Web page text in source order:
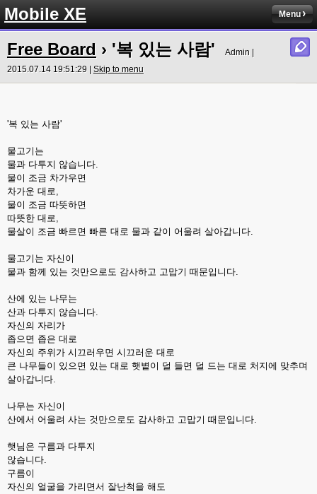
Mobile XE Menu
Free Board › '복 있는 사람'
Admin |
2015.07.14 19:51:29 | Skip to menu
'복 있는 사람'
물고기는
물과 다투지 않습니다.
물이 조금 차가우면
차가운 대로,
물이 조금 따뜻하면
따뜻한 대로,
물살이 조금 빠르면 빠른 대로 물과 같이 어울려 살아갑니다.
물고기는 자신이
물과 함께 있는 것만으로도 감사하고 고맙기 때문입니다.
산에 있는 나무는
산과 다투지 않습니다.
자신의 자리가
좁으면 좁은 대로
자신의 주위가 시끄러우면 시끄러운 대로
큰 나무들이 있으면 있는 대로 햇볕이 덜 들면 덜 드는 대로 처지에 맞추며
살아갑니다.
나무는 자신이
산에서 어울려 사는 것만으로도 감사하고 고맙기 때문입니다.
햇님은 구름과 다투지
않습니다.
구름이
자신의 얼굴을 가리면서 잘난척을 해도